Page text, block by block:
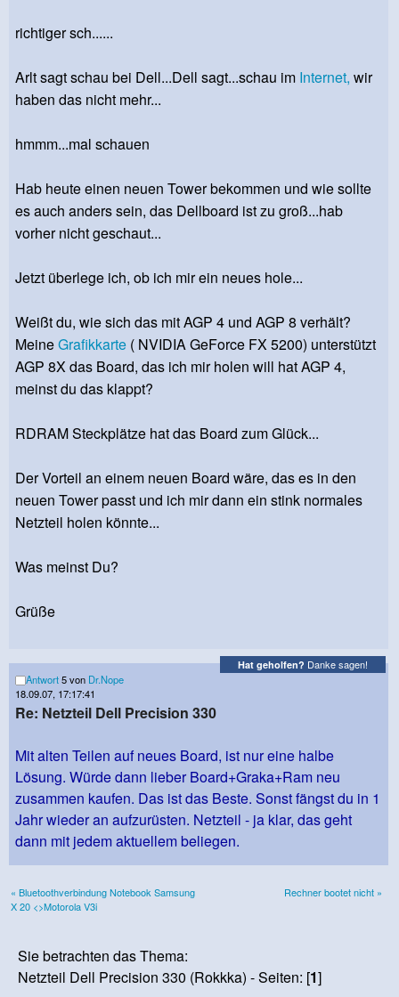
richtiger sch......
Arlt sagt schau bei Dell...Dell sagt...schau im Internet, wir
haben das nicht mehr...
hmmm...mal schauen
Hab heute einen neuen Tower bekommen und wie sollte
es auch anders sein, das Dellboard ist zu groß...hab
vorher nicht geschaut...
Jetzt überlege ich, ob ich mir ein neues hole...
Weißt du, wie sich das mit AGP 4 und AGP 8 verhält?
MeineGrafikkarte ( NVIDIA GeForce FX 5200) unterstützt
AGP 8X das Board, das ich mir holen will hat AGP 4,
meinst du das klappt?
RDRAM Steckplätze hat das Board zum Glück...
Der Vorteil an einem neuen Board wäre, das es in den
neuen Tower passt und ich mir dann ein stink normales
Netzteil holen könnte...
Was meinst Du?
Grüße
Hat geholfen? Danke sagen!
Antwort5 von Dr.Nope
18.09.07, 17:17:41
Re: Netzteil Dell Precision 330
Mit alten Teilen auf neues Board, ist nur eine halbe
Lösung. Würde dann lieber Board+Graka+Ram neu
zusammen kaufen. Das ist das Beste. Sonst fängst du in 1
Jahr wieder an aufzurüsten. Netzteil - ja klar, das geht
dann mit jedem aktuellem beliegen.
« Bluetoothverbindung Notebook Samsung
X 20 <>Motorola V3i
Rechner bootet nicht »
Sie betrachten das Thema:
Netzteil Dell Precision 330 (Rokkka) - Seiten: [1]